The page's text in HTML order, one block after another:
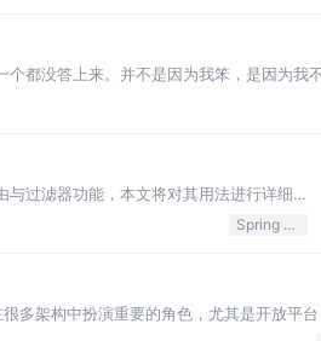
都没答上来。并不是因为我笨，是因为我
红黑树，能够实现自动排序。它通过equals…
过滤器功能，本文将对其用法进行详细
Boot 2和 Pro…
Spring Cloud
多架构中扮演重要的角色，尤其是开放平